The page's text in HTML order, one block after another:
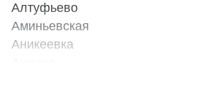
Алтуфьево
Аминьевская
Аникеевка